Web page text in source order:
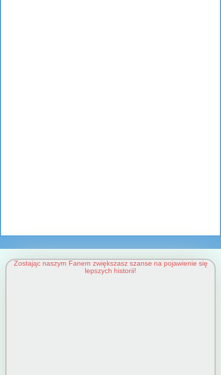
Zostając naszym Fanem zwiększasz szanse na pojawienie się
lepszych historii!